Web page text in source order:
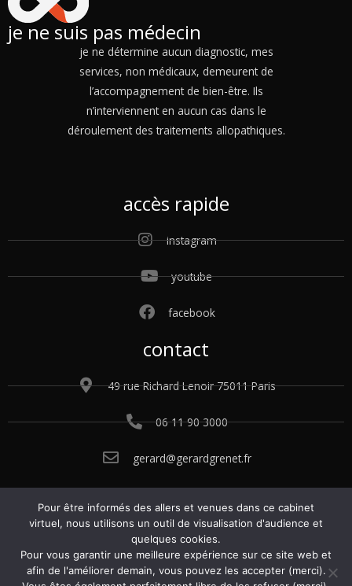
je ne suis pas médecin
je ne détermine aucun diagnostic, mes
services, non médicaux, demeurent de
l’accompagnement de bien-être. Ils
n’interviennent en aucun cas dans le
déroulement des traitements allopathiques.
accès rapide
instagram
youtube
facebook
contact
49 rue Richard Lenoir 75011 Paris
06 11 90 3000
gerard@gerardgrenet.fr
© 2015 – 2025 Gérard Grenet. Tous droits
réservés.Conditions générales de vente.
Politique de confidentialité.
Mentions légales.
Gérer les cookies.
Pour être informés des allers et venues dans ce cabinet
virtuel, nous utilisons un outil de visualisation d'audience et
quelques cookies.
Pour vous garantir une meilleure expérience sur ce site web et
afin de l'améliorer demain, vous pouvez les accepter (merci).